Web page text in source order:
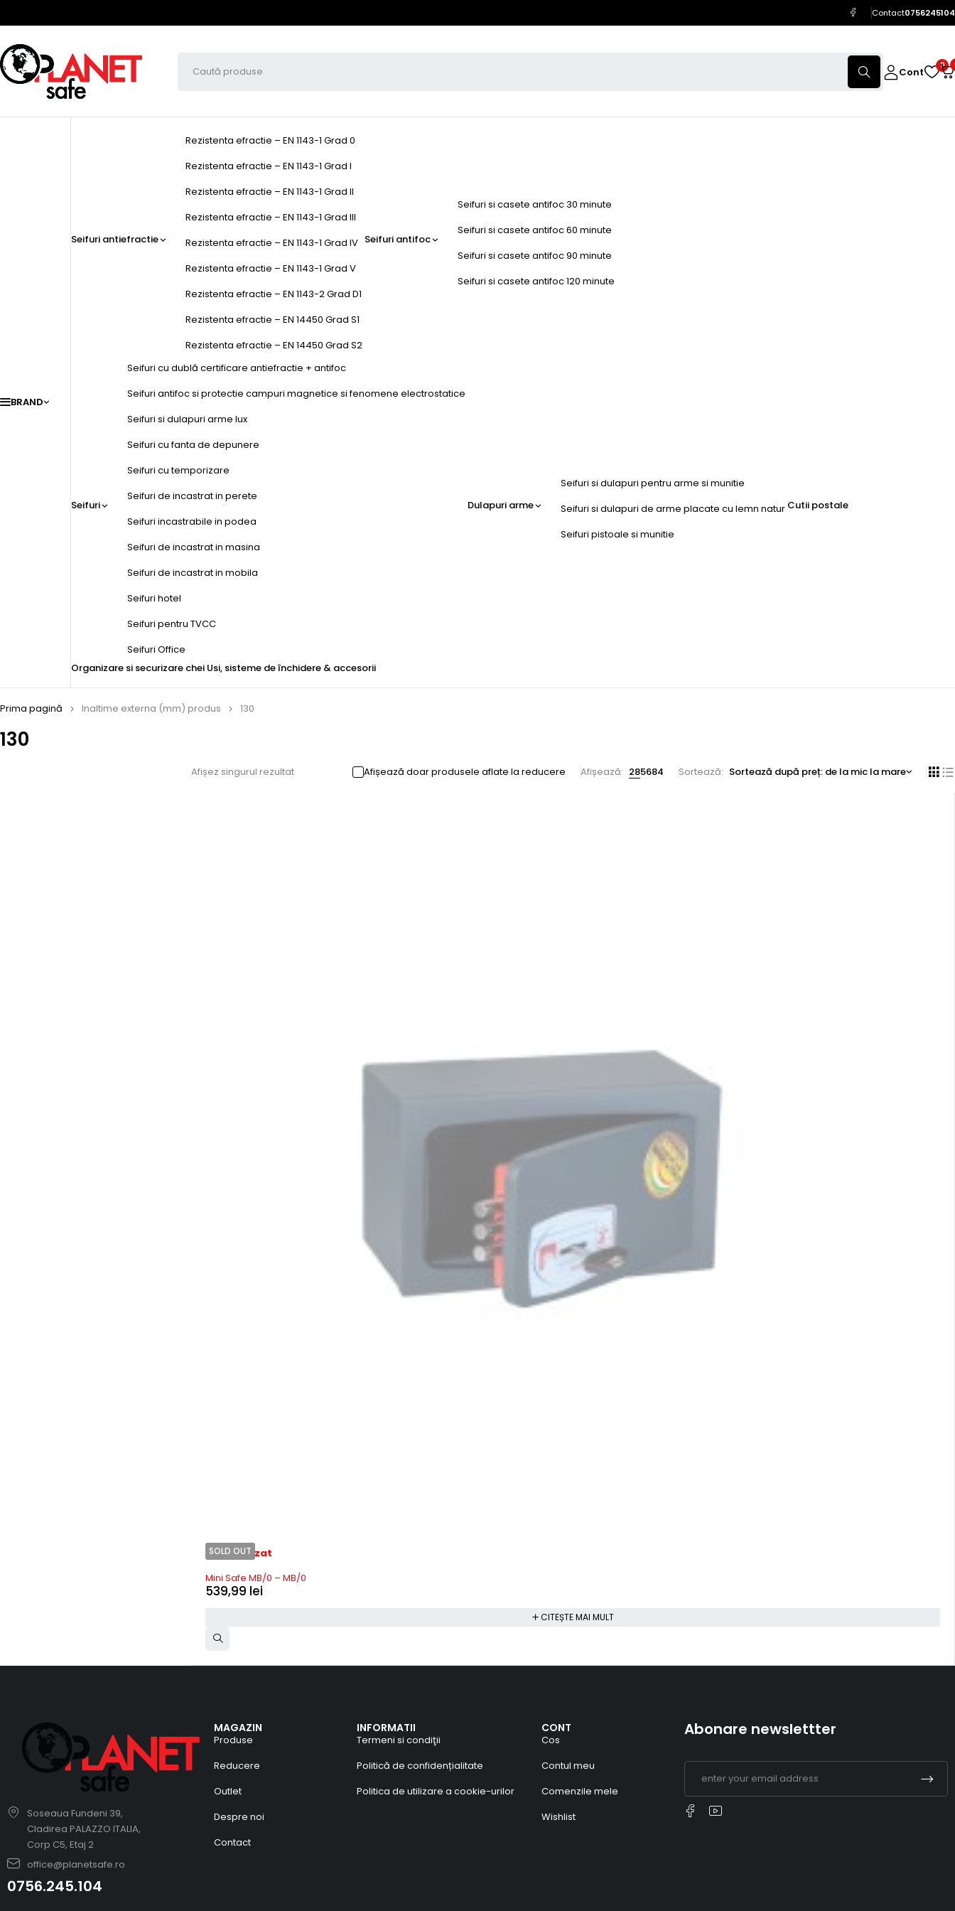
Contact0756245104
Cont
0
BRAND
Seifuri antiefractie
Rezistenta efractie – EN 1143-1 Grad 0
Rezistenta efractie – EN 1143-1 Grad I
Rezistenta efractie – EN 1143-1 Grad II
Rezistenta efractie – EN 1143-1 Grad III
Rezistenta efractie – EN 1143-1 Grad IV
Rezistenta efractie – EN 1143-1 Grad V
Rezistenta efractie – EN 1143-2 Grad D1
Rezistenta efractie – EN 14450 Grad S1
Rezistenta efractie – EN 14450 Grad S2
Seifuri antifoc
Seifuri si casete antifoc 30 minute
Seifuri si casete antifoc 60 minute
Seifuri si casete antifoc 90 minute
Seifuri si casete antifoc 120 minute
Seifuri
Seifuri cu dublă certificare antiefractie + antifoc
Seifuri antifoc si protectie campuri magnetice si fenomene electrostatice
Seifuri si dulapuri arme lux
Seifuri cu fanta de depunere
Seifuri cu temporizare
Seifuri de incastrat in perete
Seifuri incastrabile in podea
Seifuri de incastrat in masina
Seifuri de incastrat in mobila
Seifuri hotel
Seifuri pentru TVCC
Seifuri Office
Dulapuri arme
Seifuri si dulapuri pentru arme si munitie
Seifuri si dulapuri de arme placate cu lemn natur
Seifuri pistoale si munitie
Cutii postale
Organizare si securizare chei Usi, sisteme de închidere & accesorii
130
Prima pagină Inaltime externa (mm) produs 130
Afișez singurul rezultat Afișează doar produsele aflate la reducere Afișează: 285684 Sortează Sortează după preț: de la mic la mare
SOLD OUT
Stoc epuizat
Mini Safe MB/0 – MB/0
539,99 lei
CITEȘTE MAI MULT
Soseaua Fundeni 39,
Cladirea PALAZZO ITALIA,
Corp C5, Etaj 2
office@planetsafe.ro
0756.245.104
MAGAZIN
Produse
Reducere
Outlet
Despre noi
Contact
INFORMATII
Termeni si condiţii
Politică de confidențialitate
Politica de utilizare a cookie-urilor
CONT
Cos
Contul meu
Comenzile mele
Wishlist
Abonare newslettter